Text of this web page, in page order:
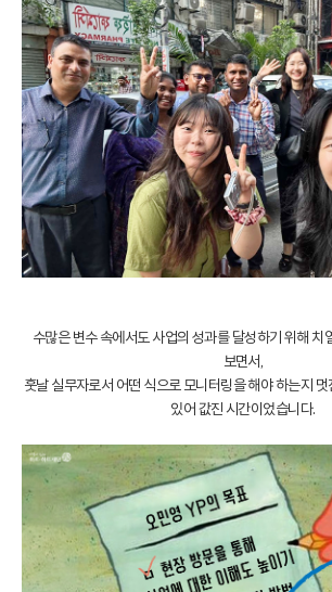
수많은 변수 속에서도 사업의 성과를 달성하기 위해 치
보면서,
훗날 실무자로서 어떤 식으로 모니터링을 해야 하는지
있어 값진 시간이었습니다.